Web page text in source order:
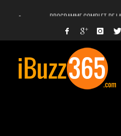
PROGRAMME COMPLET DE
FACEBOOK, INSTAGRAM ET
UNE VIDÉO 4K MONTRE LA
LANCEMENT DU
DÉCÈS DE L’EX-PRÉSIDENT ZINE EL